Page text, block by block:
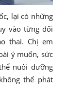
lại có những
vào từng đối
thai. Chị em
ý muốn, sức
nuôi dưỡng
thể phát